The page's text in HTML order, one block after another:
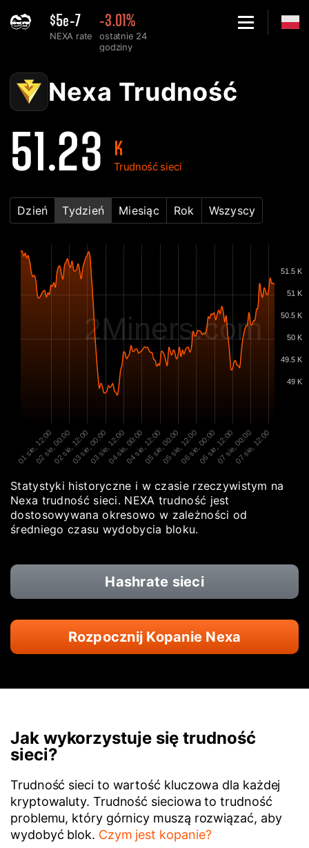
$5e-7
NEXA rate
-3.01%
ostatnie 24
godziny
Nexa Wykres trudności sieci - 2Miners
Nexa Trudność
51.23 K
Trudność sieci
Dzień Tydzień Miesiąc Rok Wszyscy
2Miners.com
01 sie, 12:00
02 sie, 00:0002 sie, 12:0003 sie, 00:0003 sie, 12:0004 sie, 00:0004 sie, 12:0005 sie, 00:0005 sie, 12:0006 sie, 00:0006 sie, 12:0007 sie, 00:0007 sie, 12:00
49 K
49.5 K
50 K
50.5 K
51 K
51.5 K
Statystyki historyczne i w czasie rzeczywistym na
Nexa trudność sieci. NEXA trudność jest
dostosowywana okresowo w zależności od
średniego czasu wydobycia bloku.
Hashrate sieci
Rozpocznij Kopanie Nexa
Jak wykorzystuje się trudność
sieci?
Trudność sieci to wartość kluczowa dla każdej
kryptowaluty. Trudność sieciowa to trudność
problemu, który górnicy muszą rozwiązać, aby
wydobyć blok. Czym jest kopanie?